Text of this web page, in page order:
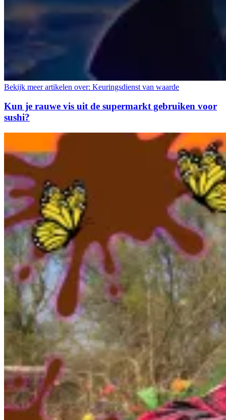
Bekijk meer artikelen over: Keuringsdienst van waarde
Kun je rauwe vis uit de supermarkt gebruiken voor
sushi?